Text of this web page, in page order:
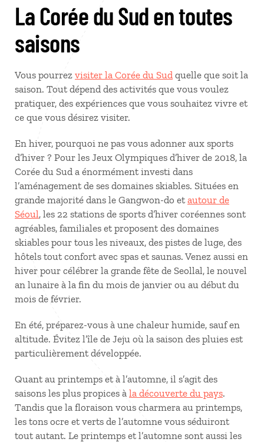
La Corée du Sud en toutes
saisons
Vous pourrez visiter la Corée du Sud quelle que soit la
saison. Tout dépend des activités que vous voulez
pratiquer, des expériences que vous souhaitez vivre et
ce que vous désirez visiter.
En hiver, pourquoi ne pas vous adonner aux sports
d’hiver ? Pour les Jeux Olympiques d’hiver de 2018, la
Corée du Sud a énormément investi dans
l’aménagement de ses domaines skiables. Situées en
grande majorité dans le Gangwon-do et autour de
Séoul, les 22 stations de sports d’hiver coréennes sont
agréables, familiales et proposent des domaines
skiables pour tous les niveaux, des pistes de luge, des
hôtels tout confort avec spas et saunas. Venez aussi en
hiver pour célébrer la grande fête de Seollal, le nouvel
an lunaire à la fin du mois de janvier ou au début du
mois de février.
En été, préparez-vous à une chaleur humide, sauf en
altitude. Évitez l’île de Jeju où la saison des pluies est
particulièrement développée.
Quant au printemps et à l’automne, il s’agit des
saisons les plus propices à la découverte du pays.
Tandis que la floraison vous charmera au printemps,
les tons ocre et verts de l’automne vous séduiront
tout autant. Le printemps et l’automne sont aussi les